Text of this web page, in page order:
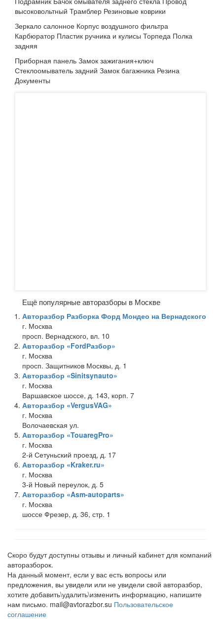
высоковольтный Трамблер Резиновые коврики
Зеркало салонное Корпус воздушного фильтра
Карбюратор Пластик ручника и кулисы Торпеда Полка
задняя
Приборная панель Замок зажигания+ключ
Стеклоомыватель задний Замок багажника Резина
Документы
Ещё популярные авторазборы в Москве
Авторазбор Разборка Форд Мондео на Вернадского
г. Москва
просп. Вернадского, вл. 10
Авторазбор «FordРазбор»
г. Москва
просп. Защитников Москвы, д. 1
Авторазбор «Sinitsynauto»
г. Москва
Варшавское шоссе, д. 143, корп. 7
Авторазбор «VergusVAG»
г. Москва
Волочаевская ул.
Авторазбор «TouaregPro»
г. Москва
2-й Сетуньский проезд, д. 17
Авторазбор «Kraker.ru»
г. Москва
3-й Новый переулок, д. 5
Авторазбор «Asm-autoparts»
г. Москва
шоссе Фрезер, д. 36, стр. 1
Скоро будут доступны отзывы и личный кабинет для компаний
авторазборок.
На данный момент, если у вас есть вопросы или
предложения, вы увидели или не увидели свой авторазбор,
хотите добавить\удалить\изменить информацию, напишите
нам письмо. mail@avtorazbor.su Пользовательское
соглашение